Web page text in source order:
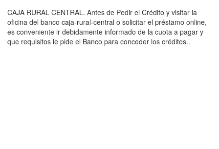
CAJA RURAL CENTRAL. Antes de Pedir el Crédito y visitar la
oficina del banco caja-rural-central o solicitar el préstamo online,
es conveniente ir debidamente informado de la cuota a pagar y
que requisitos le pide el Banco para conceder los créditos..